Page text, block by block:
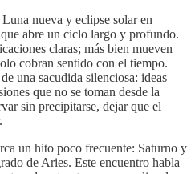
nueva y eclipse solar en
abre un ciclo largo y profundo.
claras; más bien mueven
cobran sentido con el tiempo.
una sacudida silenciosa: ideas
que no se toman desde la
sin precipitarse, dejar que el
un hito poco frecuente: Saturno y
de Aries. Este encuentro habla